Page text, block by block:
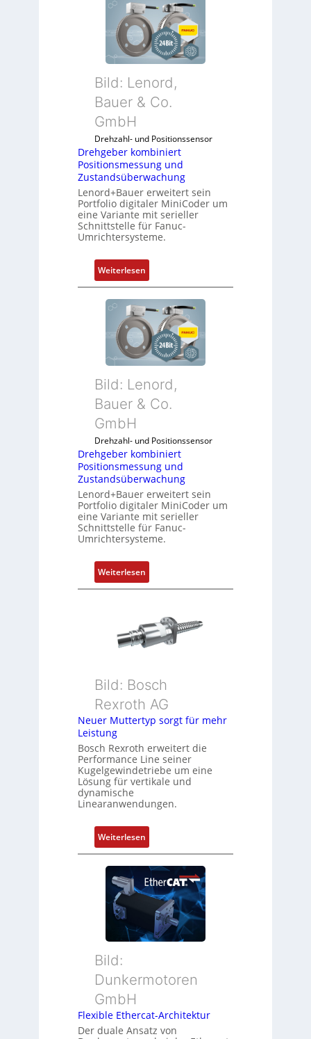
Bild: Lenord,
Bauer & Co.
GmbH
Drehzahl- und Positionssensor
Drehgeber kombiniert
Positionsmessung und
Zustandsüberwachung
Lenord+Bauer erweitert sein
Portfolio digitaler MiniCoder um
eine Variante mit serieller
Schnittstelle für Fanuc-
Umrichtersysteme.
Weiterlesen:
D
r
e
h
g
e
e
m
b
i
i
e
r
P
o
s
i
o
m
s
u
n
g
n
d
Z
u
s
t
a
s
e
w
a
Bild: Lenord,
Bauer & Co.
GmbH
Drehzahl- und Positionssensor
Drehgeber kombiniert
Positionsmessung und
Zustandsüberwachung
Lenord+Bauer erweitert sein
Portfolio digitaler MiniCoder um
eine Variante mit serieller
Schnittstelle für Fanuc-
Umrichtersysteme.
Weiterlesen:
D
h
g
e
k
m
b
i
i
r
t
P
o
s
i
s
Bild: Bosch
Rexroth AG
Neuer Muttertyp sorgt für mehr
Leistung
Bosch Rexroth erweitert die
Performance Line seiner
Kugelgewindetriebe um eine
Lösung für vertikale und
dynamische
Linearanwendungen.
Weiterlesen:
N
e
u
e
u
e
t
y
Bild:
Dunkermotoren
GmbH
Flexible Ethercat-Architektur
Der duale Ansatz von